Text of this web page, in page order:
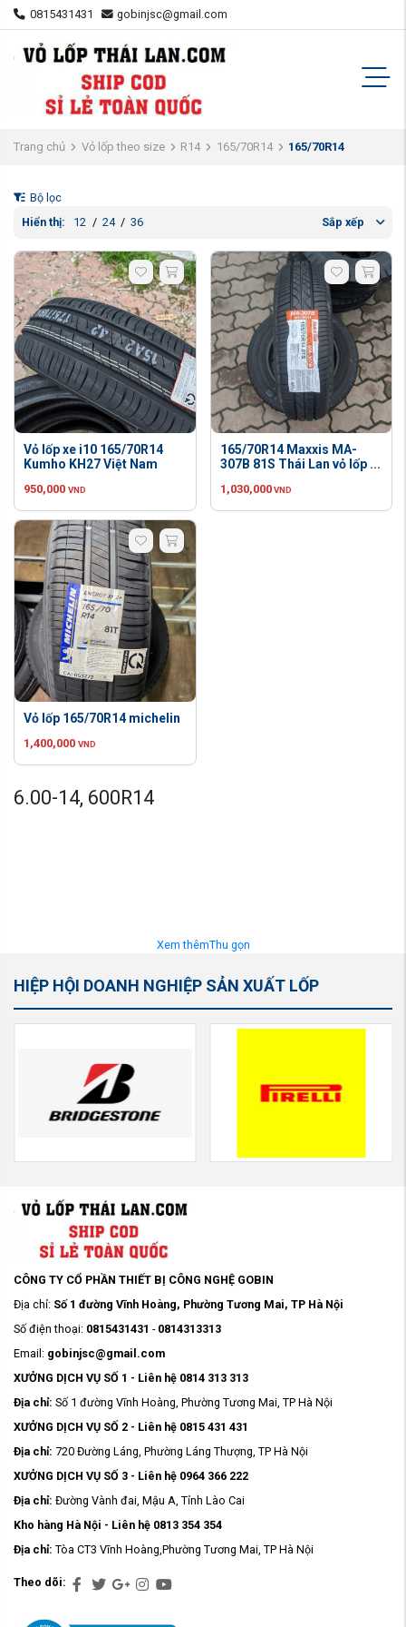
0815431431 gobinjsc@gmail.com
Trang chủ Vỏ lốp theo size R14 165/70R14 165/70R14
Bộ lọc
Hiển thị:
12 / 24 / 36 Sắp xếp
Vỏ lốp xe i10 165/70R14
Kumho KH27 Việt Nam
950,000 VND
165/70R14 Maxxis MA-
307B 81S Thái Lan vỏ lốp ...
1,030,000 VND
Vỏ lốp 165/70R14 michelin
1,400,000 VND
6.00-14, 600R14
Xem thêmThu gọn
HIỆP HỘI DOANH NGHIỆP SẢN XUẤT LỐP
CÔNG TY CỔ PHẦN THIẾT BỊ CÔNG NGHỆ GOBIN
Địa chỉ: Số 1 đường Vĩnh Hoàng, Phường Tương Mai, TP Hà Nội
Số điện thoại: 0815431431 - 0814313313
Email: gobinjsc@gmail.com
XƯỞNG DỊCH VỤ SỐ 1 - Liên hệ 0814 313 313
Địa chỉ: Số 1 đường Vĩnh Hoàng, Phường Tương Mai, TP Hà Nội
XƯỞNG DỊCH VỤ SỐ 2 - Liên hệ 0815 431 431
Địa chỉ: 720 Đường Láng, Phường Láng Thượng, TP Hà Nội
XƯỞNG DỊCH VỤ SỐ 3 - Liên hệ 0964 366 222
Địa chỉ: Đường Vành đai, Mậu A, Tỉnh Lào Cai
Kho hàng Hà Nội - Liên hệ 0813 354 354
Địa chỉ: Tòa CT3 Vĩnh Hoàng,Phường Tương Mai, TP Hà Nội
Theo dõi: